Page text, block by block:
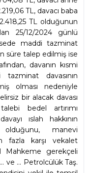
TL, davacı baba
TL olduğunun
25/12/2024 günlü
maddi tazminat
süre talep edilmiş ise
davanın kısmi
davasının
olması nedeniyle
bir alacak davası
bedel artırımı
ıslah hakkının
olduğunu, manevi
fazla karşı vekalet
Mahkeme gerekçeli
ve ... Petrolcülük Taş.